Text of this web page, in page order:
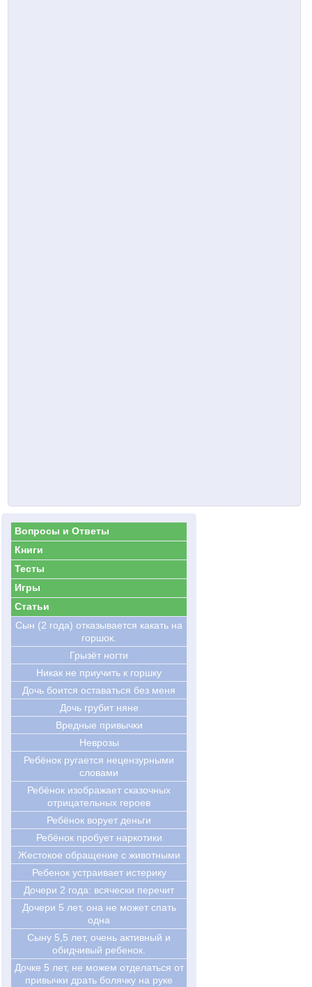
Вопросы и Ответы
Книги
Тесты
Игры
Статьи
Сын (2 года) отказывается какать на
горшок.
Грызёт ногти
Никак не приучить к горшку
Дочь боится оставаться без меня
Дочь грубит няне
Вредные привычки
Неврозы
Ребёнок ругается нецензурными
словами
Ребёнок изображает сказочных
отрицательных героев
Ребёнок ворует деньги
Ребёнок пробует наркотики
Жестокое обращение с животными
Ребенок устраивает истерику
Дочери 2 года: всячески перечит
Дочери 5 лет, она не может спать
одна
Сыну 5,5 лет, очень активный и
обидчивый ребенок.
Дочке 5 лет, не можем отделаться от
привычки драть болячку на руке